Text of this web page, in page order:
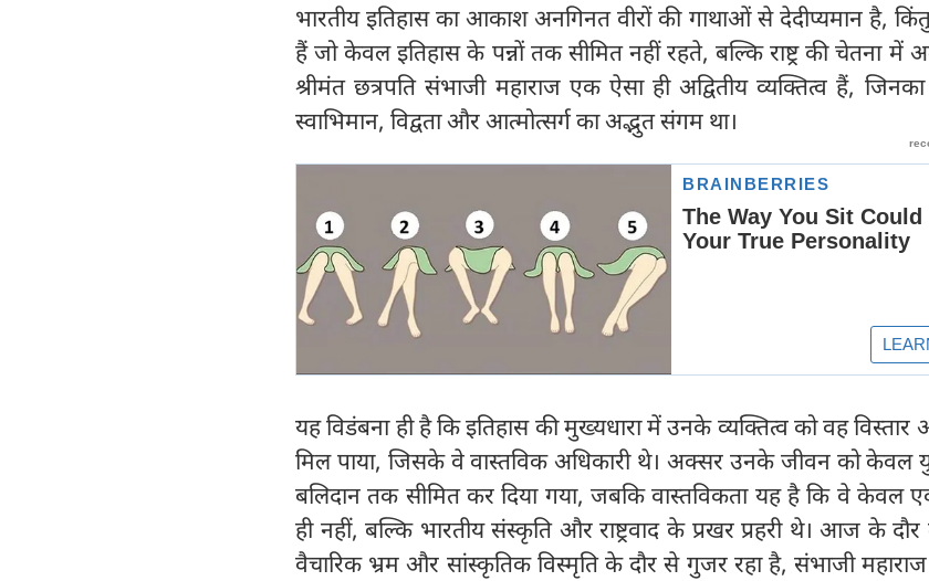
भारतीय इतिहास का आकाश अनगिनत वीरों की गाथाओं से देदीप्यमान है,
हैं जो केवल इतिहास के पन्नों तक सीमित नहीं रहते, बल्कि राष्ट्र की चेतना में
श्रीमंत छत्रपति संभाजी महाराज एक ऐसा ही अद्वितीय व्यक्तित्व हैं,
स्वाभिमान, विद्वता और आत्मोत्सर्ग का अद्भुत संगम था।
यह विडंबना ही है कि इतिहास की मुख्यधारा में उनके व्यक्तित्व को वह विस्तार
मिल पाया, जिसके वे वास्तविक अधिकारी थे। अक्सर उनके जीवन को केवल
बलिदान तक सीमित कर दिया गया, जबकि वास्तविकता यह है कि वे केवल
ही नहीं, बल्कि भारतीय संस्कृति और राष्ट्रवाद के प्रखर प्रहरी थे। आज के
वैचारिक भ्रम और सांस्कृतिक विस्मृति के दौर से गुजर रहा है, संभाजी